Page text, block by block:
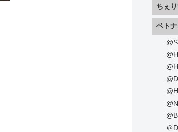
ちぇ
ベト
＠